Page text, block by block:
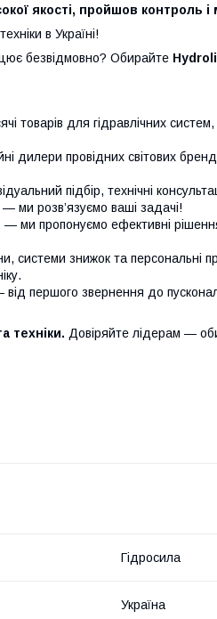
якості, пройшов контроль і
в Україні!
безвідмовно? Обирайте
товарів для гідравлічних
дилери провідних світових
підбір, технічні
ми розв’язуємо ваші задачі!
— ми пропонуємо ефективні
системи знижок та персональні
від першого звернення до
техніки. Довіряйте лідерам —
Гідросила
Україна